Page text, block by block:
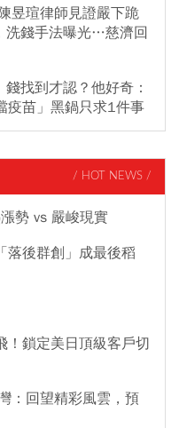
昱瑄律師見證嚴下跪
洗錢手法曝光…慈濟回
找到才認？他好奇：
苗」黑鍋只求1件事
/ HOT NEWS /
勢 vs 嚴峻現實
落後群創」成最後稻
！鎖定美日頂級客戶切
：回望精彩風雲，預